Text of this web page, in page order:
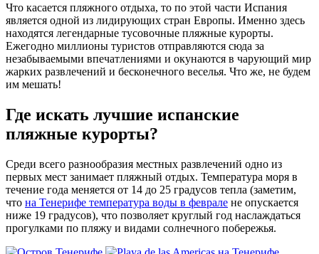
Что касается пляжного отдыха, то по этой части Испания
является одной из лидирующих стран Европы. Именно здесь
находятся легендарные тусовочные пляжные курорты.
Ежегодно миллионы туристов отправляются сюда за
незабываемыми впечатлениями и окунаются в чарующий мир
жарких развлечений и бесконечного веселья. Что же, не будем
им мешать!
Где искать лучшие испанские
пляжные курорты?
Среди всего разнообразия местных развлечений одно из
первых мест занимает пляжный отдых. Температура моря в
течение года меняется от 14 до 25 градусов тепла (заметим,
что на Тенерифе температура воды в феврале не опускается
ниже 19 градусов), что позволяет круглый год наслаждаться
прогулками по пляжу и видами солнечного побережья.